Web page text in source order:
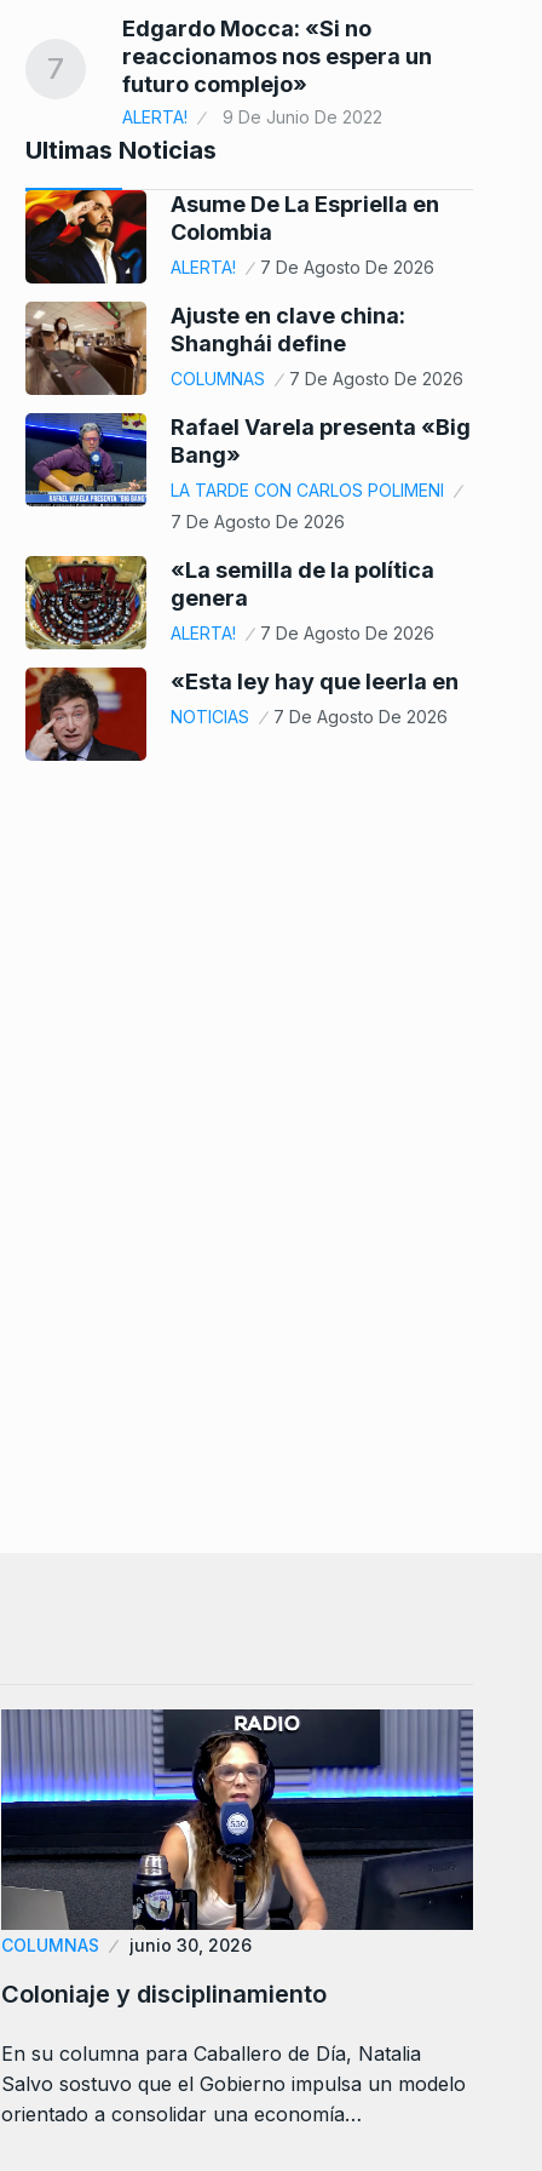
7
Edgardo Mocca: «Si no
reaccionamos nos espera un
futuro complejo»
ALERTA! 9 De Junio De 2022
Ultimas Noticias
Asume De La Espriella en
Colombia
ALERTA! 7 De Agosto De 2026
Ajuste en clave china:
Shanghái define
COLUMNAS 7 De Agosto De 2026
Rafael Varela presenta «Big
Bang»
LA TARDE CON CARLOS POLIMENI
7 De Agosto De 2026
«La semilla de la política
genera
ALERTA! 7 De Agosto De 2026
«Esta ley hay que leerla en
NOTICIAS 7 De Agosto De 2026
COLUMNAS junio 30, 2026
Coloniaje y disciplinamiento
En su columna para Caballero de Día, Natalia
Salvo sostuvo que el Gobierno impulsa un modelo
orientado a consolidar una economía…